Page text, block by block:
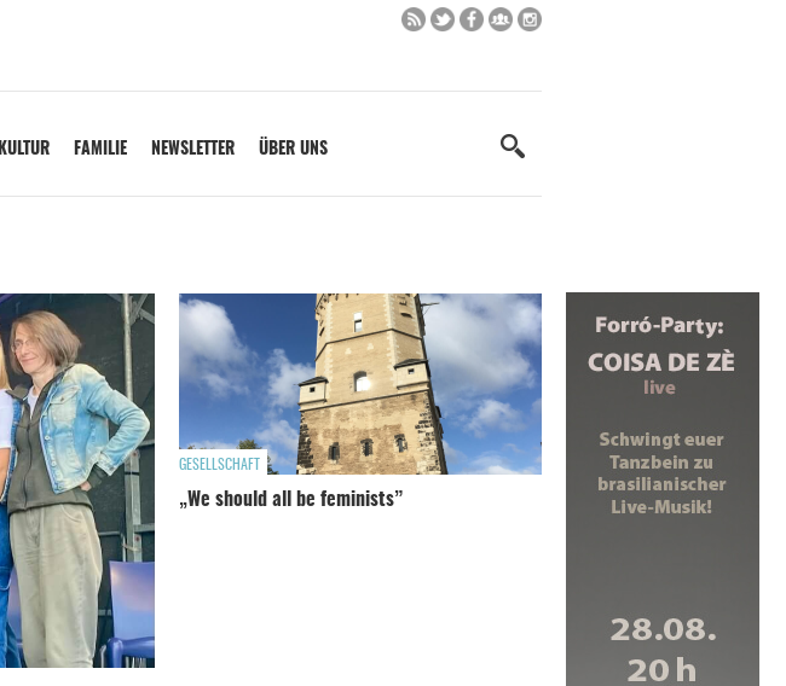
KULTUR FAMILIE NEWSLETTER ÜBER UNS
GESELLSCHAFT
„We should all be feminists”